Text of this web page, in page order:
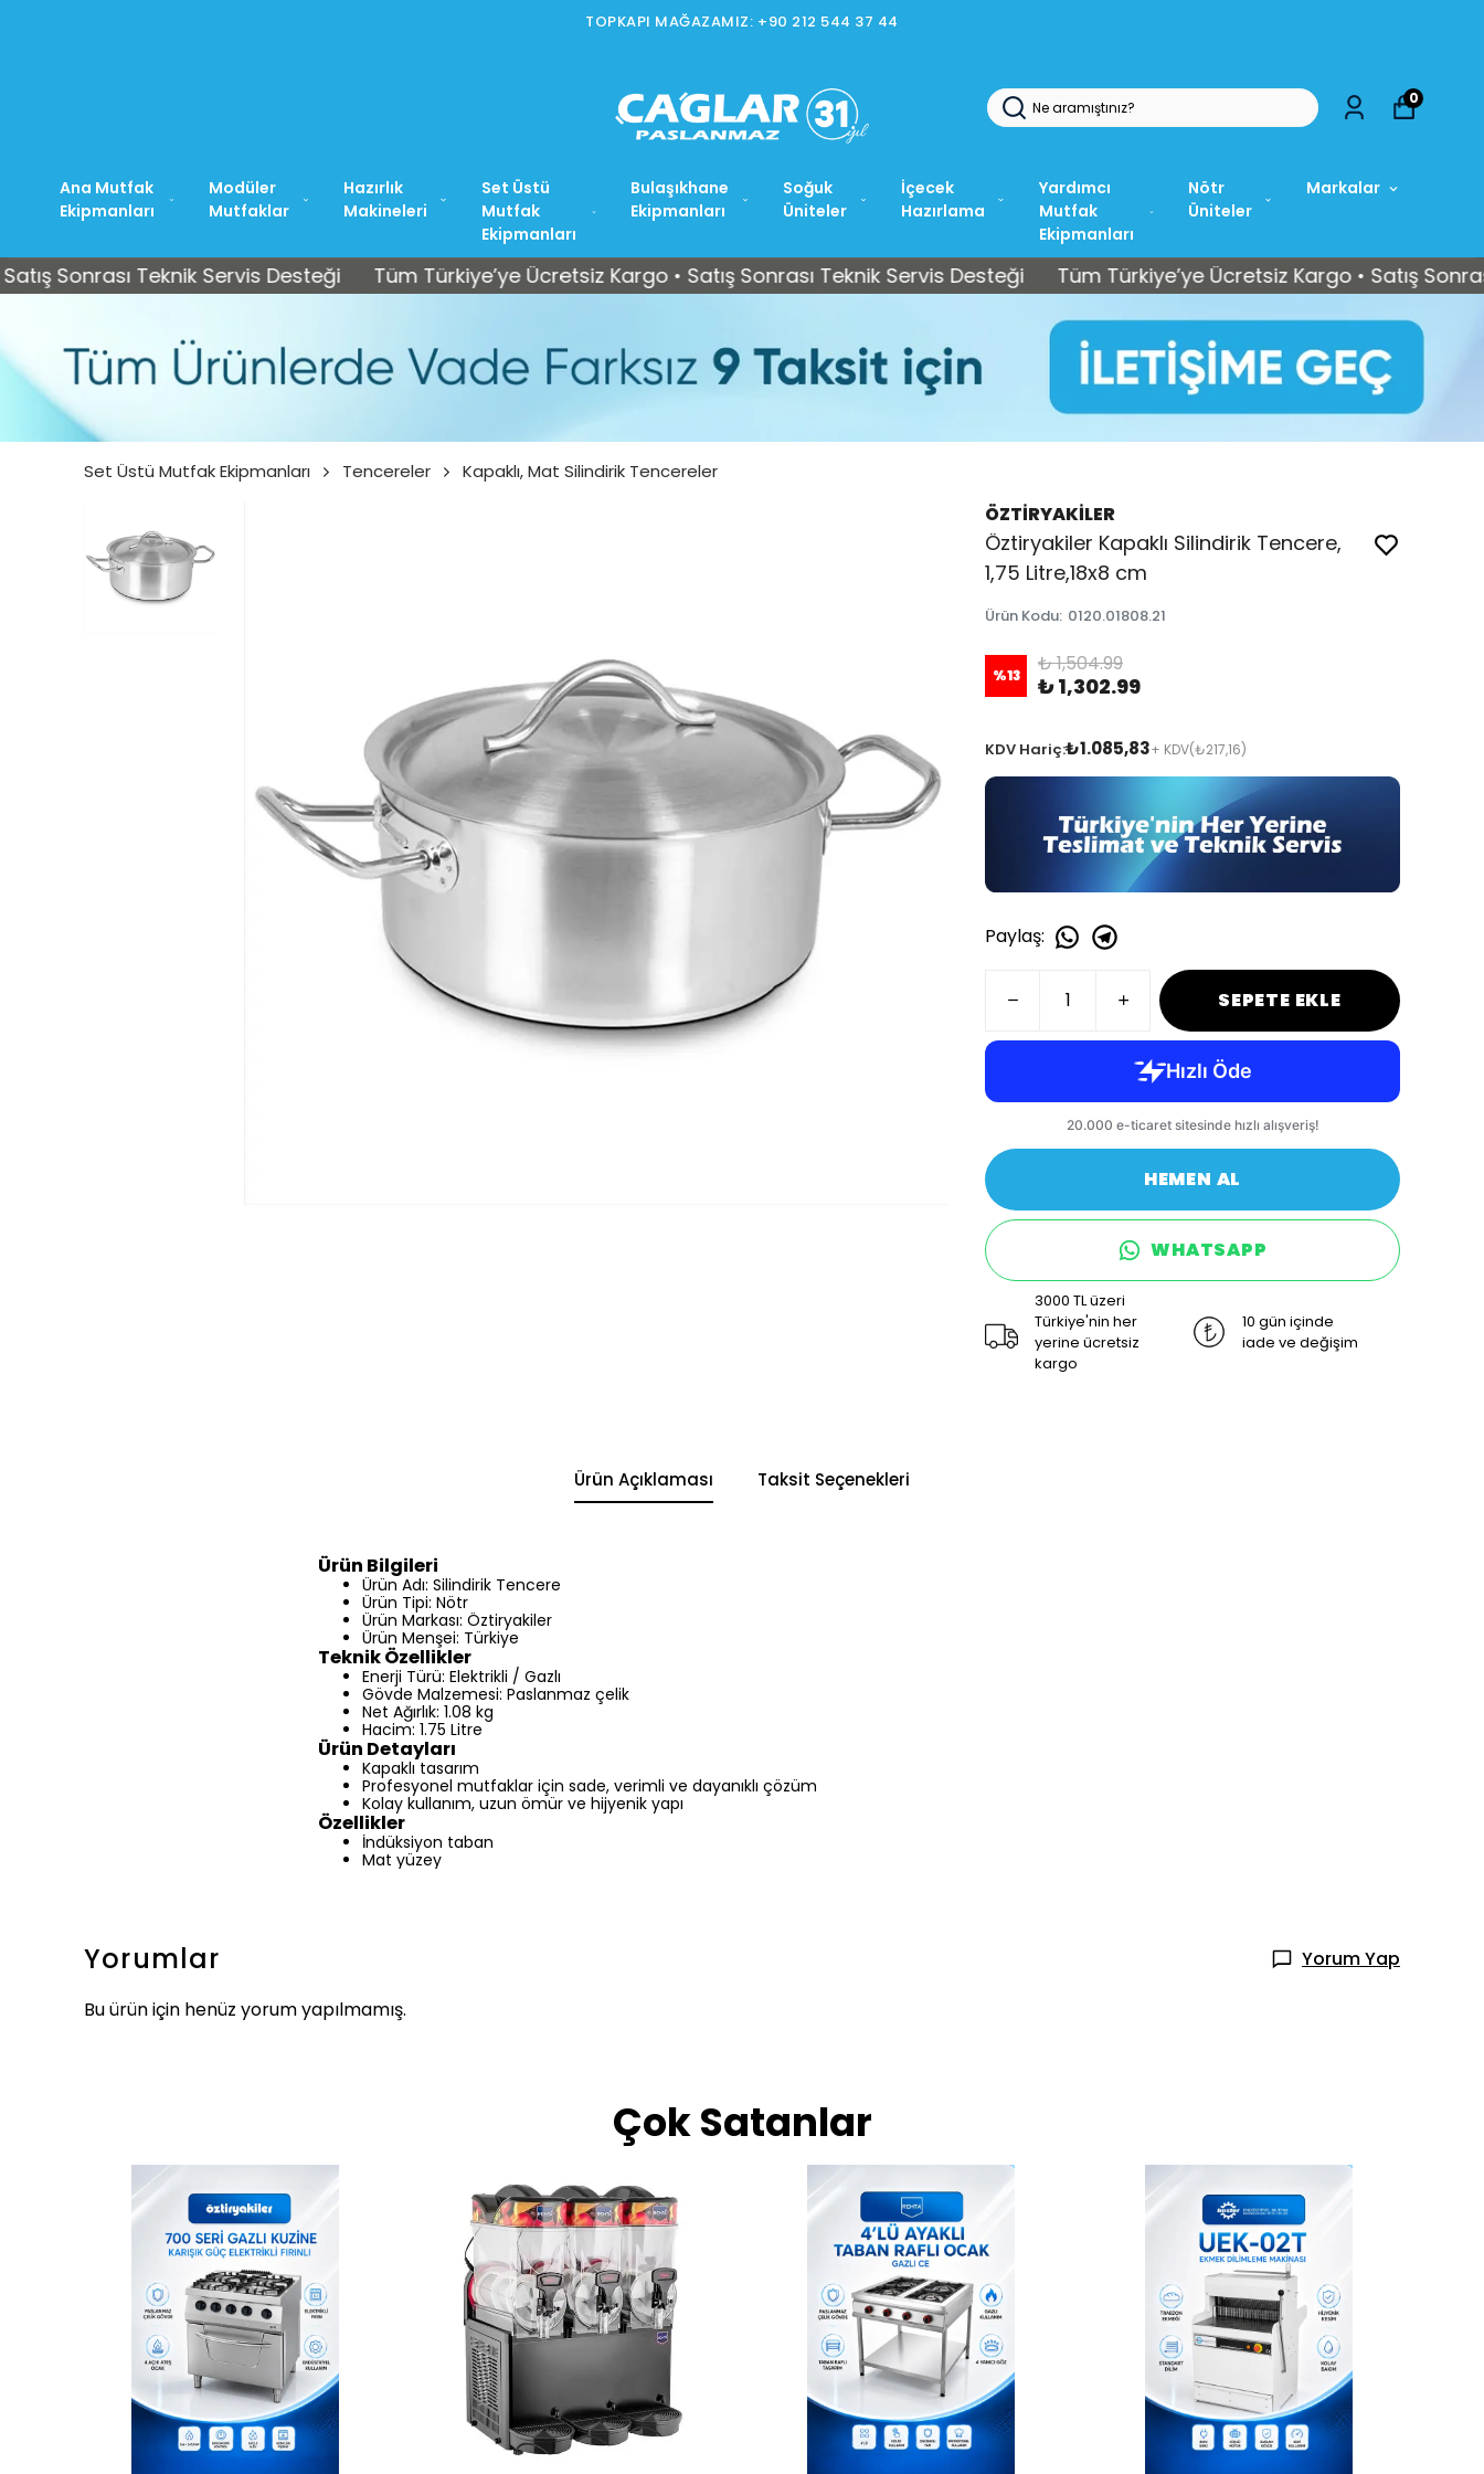
TOPKAPI MAĞAZAMIZ: +90 212 544 37 44
Ana Mutfak
Ekipmanları
Modüler
Mutfaklar
Hazırlık
Makineleri
Set Üstü
Mutfak
Ekipmanları
Bulaşıkhane
Ekipmanları
Soğuk
Üniteler
İçecek
Hazırlama
Yardımcı
Mutfak
Ekipmanları
Nötr
Üniteler
Markalar
0
Teknik Servis Desteği Tüm Türkiye’ye Ücretsiz Kargo • Satış Sonrası Teknik Servis Desteği Tüm Türkiye’ye Ücretsiz Kargo • Satış Sonrası
Set Üstü Mutfak Ekipmanları Tencereler Kapaklı, Mat Silindirik Tencereler
ÖZTİRYAKİLER
Öztiryakiler Kapaklı Silindirik Tencere,
1,75 Litre,18x8 cm
Ürün Kodu: 0120.01808.21
%13 ₺ 1,504.99
₺ 1,302.99
KDV Hariç:₺1.085,83+ KDV(₺217,16)
Paylaş:
SEPETE EKLE
HEMEN AL
WHATSAPP
3000 TL üzeri
Türkiye'nin her
yerine ücretsiz
kargo
10 gün içinde
iade ve değişim
Ürün Açıklaması Taksit Seçenekleri
Ürün Bilgileri
Ürün Adı: Silindirik Tencere
Ürün Tipi: Nötr
Ürün Markası: Öztiryakiler
Ürün Menşei: Türkiye
Teknik Özellikler
Enerji Türü: Elektrikli / Gazlı
Gövde Malzemesi: Paslanmaz çelik
Net Ağırlık: 1.08 kg
Hacim: 1.75 Litre
Ürün Detayları
Kapaklı tasarım
Profesyonel mutfaklar için sade, verimli ve dayanıklı çözüm
Kolay kullanım, uzun ömür ve hijyenik yapı
Özellikler
İndüksiyon taban
Mat yüzey
Yorumlar
Yorum Yap
Bu ürün için henüz yorum yapılmamış.
Çok Satanlar